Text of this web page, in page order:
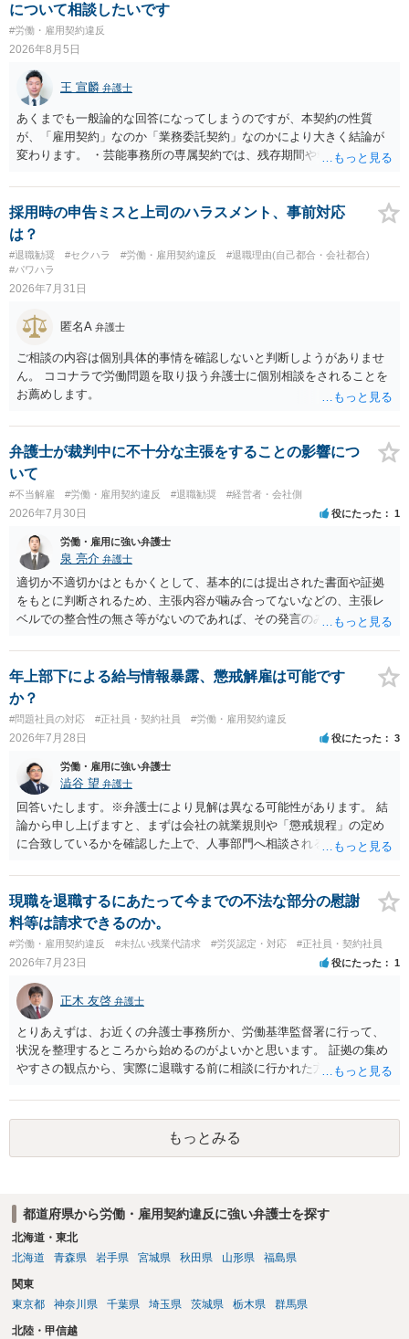
について相談したいです
#労働・雇用契約違反
2026年8月5日
王 宣麟 弁護士
あくまでも一般論的な回答になってしまうのですが、本契約の性質
が、「雇用契約」なのか「業務委託契約」なのかにより大きく結論が
変わります。 ・芸能事務所の専属契約では、残存期間や報酬額、投下
務上よくあるからといって当然に適法という意味ではなく、実際の損
害との対応関係や合理性が重要です。 ・違約金に上限がなくても、常
に有効になるわけではありません。契約が労働契約に近い実態なら労
基法16条で無効となる余地があり、そうでなくても、金額が事務所の
損害と比べて過大なら無効や減額が争点になります。 ・契約前の修正
交渉は一般的です。 交渉の方向としては、上限額を設ける、実損害ベ
費・未回収費用のみ」に限定する、などが典型です。 ・弁護士に契約
前に契約書の内容をレビューしてもらう価値は十分にあると思われま
す。 争点は、契約類型が雇用か業務委託か、実態として労働者性があ
るか、解除事由が双方にどう定められているか、違約金の算定根拠が
合理的か、という複数論点に分かれます。契約前なら、交渉のパワー
コストを抑えやすいので、資料等を持参の上弁護士に確認されること
をお勧めします。 ・事務所側の解除でも、解除理由によってはタレン
ト側に損害賠償が発生する建付けになっていることはあります。ただ
し、事務所側が一方的に解除したのにタレントへ違約金を課す設計
は、合理性や対価性を欠くとして争いやすいです。逆に、タレント側
の重大な契約違反がある場合は、実損害の範囲で請求される可能性は
あります。
採用時の申告ミスと上司のハラスメント、事前対応
は？
#退職勧奨 #セクハラ #労働・雇用契約違反
#退職理由(自己都合・会社都合)
#パワハラ
2026年7月31日
匿名A 弁護士
ご相談の内容は個別具体的事情を確認しないと判断しようがありませ
ん。 ココナラで労働問題を取り扱う弁護士に個別相談をされることを
お薦めします。
弁護士が裁判中に不十分な主張をすることの影響につ
いて
#不当解雇 #労働・雇用契約違反 #退職勧奨 #経営者・会社側
2026年7月30日 役にたった 1
労働・雇用に強い弁護士
泉 亮介 弁護士
適切か不適切かはともかくとして、基本的には提出された書面や証拠
をもとに判断されるため、主張内容が噛み合ってないなどの、主張レ
ベルでの整合性の無さ等がないのであれば、その発言のみで大きく不
年上部下による給与情報暴露、懲戒解雇は可能です
か？
#問題社員の対応 #正社員・契約社員 #労働・雇用契約違反
2026年7月28日 役にたった 3
労働・雇用に強い弁護士
澁谷 望 弁護士
回答いたします。※弁護士により見解は異なる可能性があります。 結
論から申し上げますと、まずは会社の就業規則や「懲戒規程」の定め
に合致しているかを確認した上で、人事部門へ相談されることが最優
ものの、重い懲戒処分の対象には十分なり得ます。 名誉や評価の回復
については、会社側に「部下の不正行為による情報漏洩」と正式に認
定させ、誤認した他部署への適切なフォローや周知を求めるのが有効
です。 あるいは、懲戒があったことを社内で周知される手続があるの
ならば、それにより軽微ながら回復はできるかもしれません。 さらに
個人としても、相手に対してプライバシー侵害等に基づく損害賠償
（慰謝料）を請求する選択肢がありえます（ただし、金額は多額にな
らない可能性があります。）。
現職を退職するにあたって今までの不法な部分の慰謝
料等は請求できるのか。
#労働・雇用契約違反 #未払い残業代請求 #労災認定・対応 #正社員・契約社員
2026年7月23日 役にたった 1
正木 友啓 弁護士
とりあえずは、お近くの弁護士事務所か、労働基準監督署に行って、
状況を整理するところから始めるのがよいかと思います。 証拠の集め
やすさの観点から、実際に退職する前に相談に行かれた方がよいかと
もっとみる
都道府県から労働・雇用契約違反に強い弁護士を探す
北海道・東北
北海道
青森県 岩手県 宮城県 秋田県 山形県 福島県
関東
東京都
神奈川県 千葉県 埼玉県 茨城県 栃木県 群馬県
北陸・甲信越